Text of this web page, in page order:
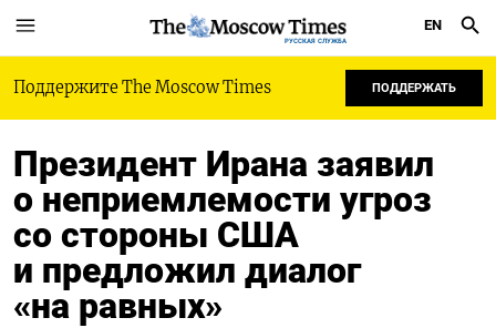
РУССКАЯ СЛУЖБА
EN
Поддержите The Moscow Times ПОДДЕРЖАТЬ
Президент Ирана заявил
о неприемлемости угроз
со стороны США
и предложил диалог
«на равных»